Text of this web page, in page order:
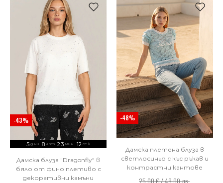
-43%
5 дни 8 часа 23 мин 10 сек
Дамска блуза "Dragonfly" в
бяло от фино плетиво с
декоративни камъни
-48%
Дамска плетена блуза в
светлосиньо с къс ръкав и
контрастни кантове
25,00 € / 48,90 лв.